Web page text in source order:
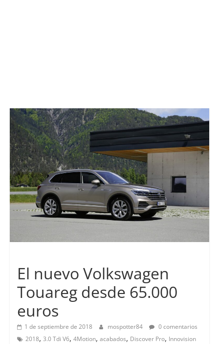
El nuevo Volkswagen
Touareg desde 65.000
euros
1 de septiembre de 2018 mospotter84
0 comentarios
2018, 3.0 Tdi V6, 4Motion, acabados, Discover Pro, Innovision